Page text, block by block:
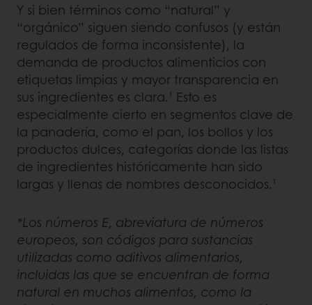
Y si bien términos como “natural” y
“orgánico” siguen siendo confusos (y están
regulados de forma inconsistente), la
demanda de productos alimenticios con
etiquetas limpias y mayor transparencia en
sus ingredientes es clara.¹ Esto es
especialmente cierto en segmentos clave de
la panadería, como el pan, los bollos y los
productos dulces, categorías donde las listas
de ingredientes históricamente han sido
largas y llenas de nombres desconocidos.¹
*Los números E, abreviatura de números
europeos, son códigos para sustancias
utilizadas como aditivos alimentarios,
incluidas las que se encuentran de forma
natural en muchos alimentos, como la